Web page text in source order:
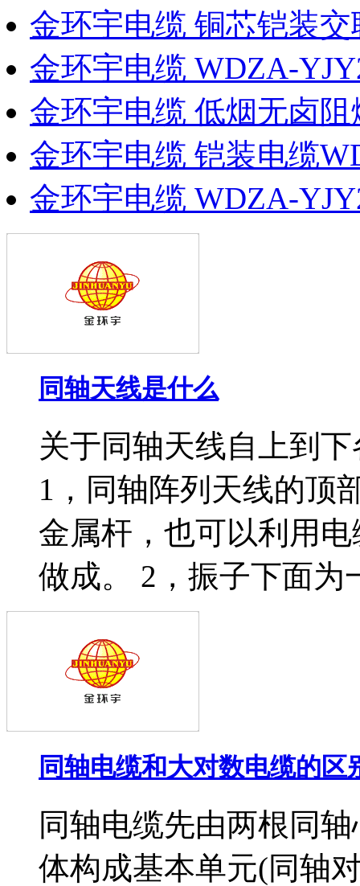
金环宇电缆 铜芯铠装
金环宇电缆 WDZA-
金环宇电缆 低烟无卤阻
金环宇电缆 铠装电缆
金环宇电缆 WDZA-
同轴天线是什么
关于同轴天线自上到
1，同轴阵列天线的顶
金属杆，也可以利用
做成。 2，振子下面为
同轴电缆和大对数电缆的区
同轴电缆先由两根同
体构成基本单元(同轴